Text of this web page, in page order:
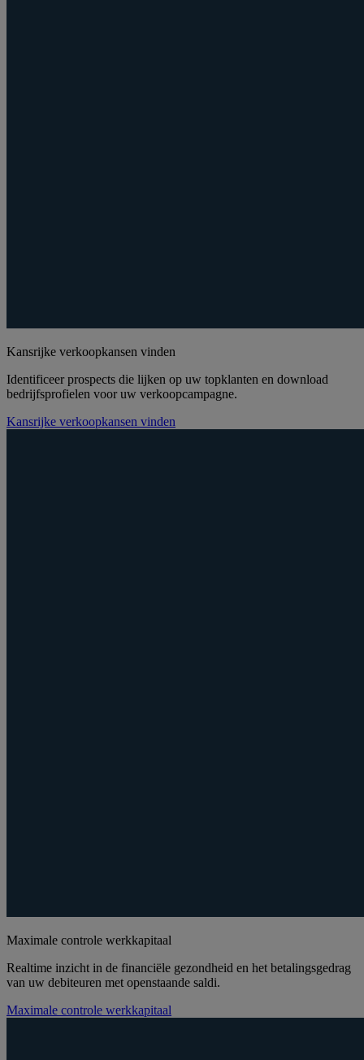
Kansrijke verkoopkansen vinden
Identificeer prospects die lijken op uw topklanten en download
bedrijfsprofielen voor uw verkoopcampagne.
Kansrijke verkoopkansen vinden
Maximale controle werkkapitaal
Realtime inzicht in de financiële gezondheid en het betalingsgedrag
van uw debiteuren met openstaande saldi.
Maximale controle werkkapitaal